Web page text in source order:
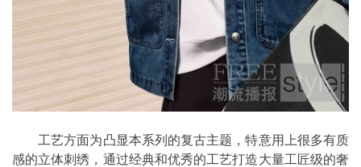
工艺方面为凸显本系列的复古主题，特意用上很多有质
感的立体刺绣，通过经典和优秀的工艺打造大量工匠级的奢